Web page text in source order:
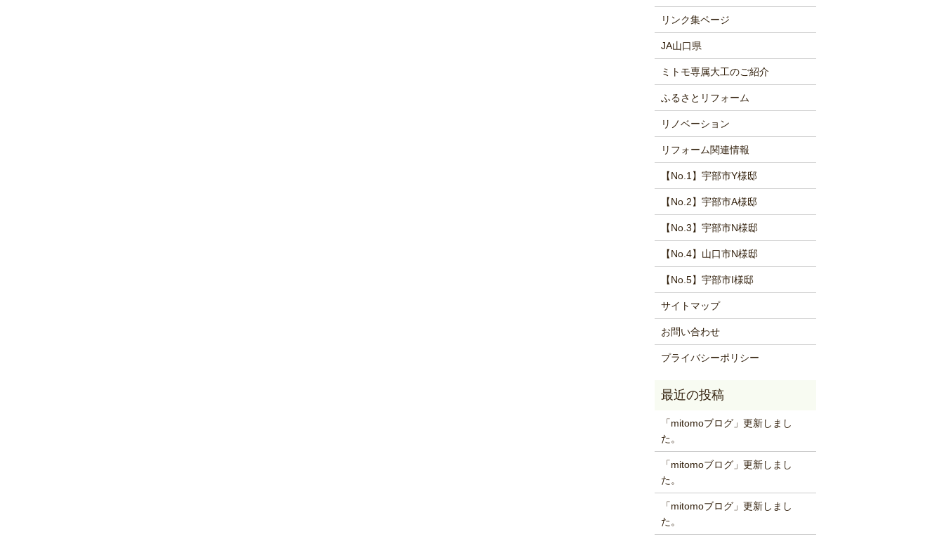
リンク集ページ
JA山口県
ミトモ専属大工のご紹介
ふるさとリフォーム
リノベーション
リフォーム関連情報
【No.1】宇部市Y様邸
【No.2】宇部市A様邸
【No.3】宇部市N様邸
【No.4】山口市N様邸
【No.5】宇部市I様邸
サイトマップ
お問い合わせ
プライバシーポリシー
「mitomoブログ」更新しまし
た。
「mitomoブログ」更新しまし
た。
「mitomoブログ」更新しまし
た。